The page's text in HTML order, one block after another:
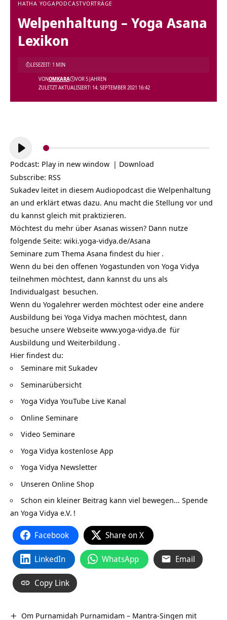
HATHA YOGAPODCASTVORTRÄGE
Welpenhaltung – Yoga Asana
Lexikon
ZULETZT AKTUALISIERT: 14. SEPTEMBER 2021 16:42
VONOMKARA VOR 5 JAHREN
LESEZEIT: 1 MIN
Audio-
Player
Podcast: Play in new window | Download
Subscribe: RSS
Sukadev leitet in diesem Audiopodcast die Welpenhaltung
an und erklärt etwas dazu. Anu macht die Stellung vor und
du kannst gleich mit praktizieren.
Möchtest du mehr über Asanas wissen? Dann nutze
folgende Seite: wiki.yoga-vidya.de/Asana
Seminare zum Thema Asana findest du hier .
Wenn du bei den offenen Yogastunden von Yoga Vidya
teilnehmen möchtest, dann kannst du uns als
Individualgast besuchen.
Wenn du Yogalehrer werden möchtest oder eine andere
Ausbildung bei Yoga Vidya machen möchtest, dann
besuche unsere Webseite www.yoga-vidya.de für
Ausbildung und Weiterbildung .
Hier findest du:
Seminare mit Sukadev
Seminarübersicht
Yoga Vidya YouTube Live Kanal
Online Seminare
Video Seminare
Yoga Vidya kostenlose App
Yoga Vidya Newsletter
Unseren Online Shop
Schon ein kleiner Beitrag kann viel bewegen… Spende
an Yoga Vidya e.V. !
Facebook Share on X
LinkedIn WhatsApp Email
Copy Link
Om Purnamidah Purnamidam – Mantra-Singen mit